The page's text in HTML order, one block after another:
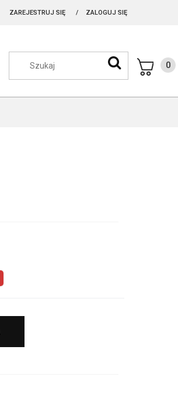
ZAREJESTRUJ SIĘ ZALOGUJ SIĘ